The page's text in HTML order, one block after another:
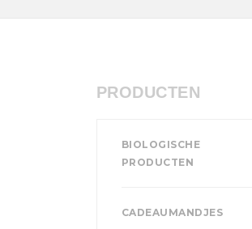
PRODUCTEN
BIOLOGISCHE
PRODUCTEN
CADEAUMANDJES